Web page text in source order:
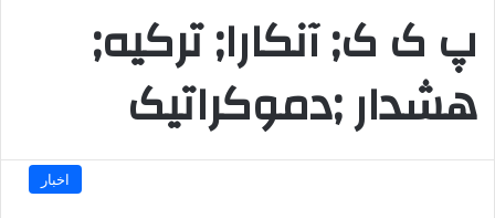
پ ک ک; آنکارا; ترکیه;
هشدار ;دموکراتیک
اخبار